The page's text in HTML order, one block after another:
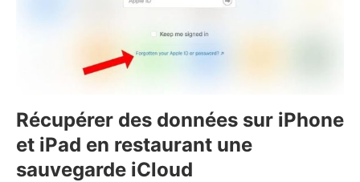
Récupérer des données sur iPhone
et iPad en restaurant une
sauvegarde iCloud